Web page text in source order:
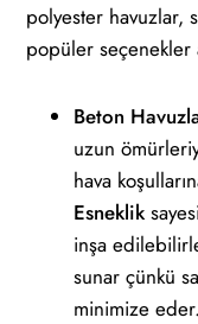
polyester havuzlar,
popüler seçenekler
Beton
uzun
hava
Esneklik
inşa
sunar çünkü
minimize